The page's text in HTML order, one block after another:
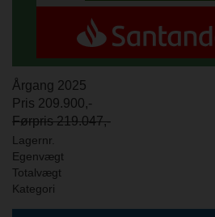
Årgang 2025
Pris 209.900,-
Førpris 219.047,-
Lagernr.
Egenvægt
Totalvægt
Kategori